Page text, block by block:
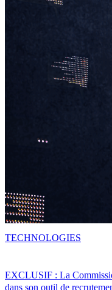
EXCLUSIF : La
dans son outil de
TECHNOLOGIES